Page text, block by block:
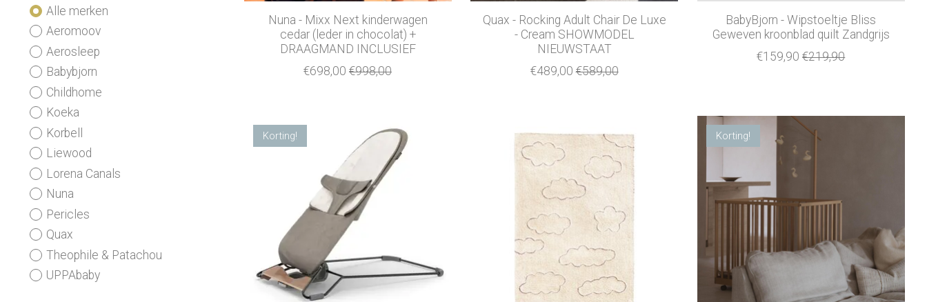
Alle merken
Aeromoov
Aerosleep
Babybjorn
Childhome
Koeka
Korbell
Liewood
Lorena Canals
Nuna
Pericles
Quax
Theophile & Patachou
UPPAbaby
Nuna - Mixx Next kinderwagen
cedar (leder in chocolat) +
DRAAGMAND INCLUSIEF
€698,00 €998,00
Quax - Rocking Adult Chair De Luxe
- Cream SHOWMODEL
NIEUWSTAAT
€489,00 €589,00
BabyBjorn - Wipstoeltje Bliss
Geweven kroonblad quilt Zandgrijs
€159,90 €219,90
Korting! Korting!